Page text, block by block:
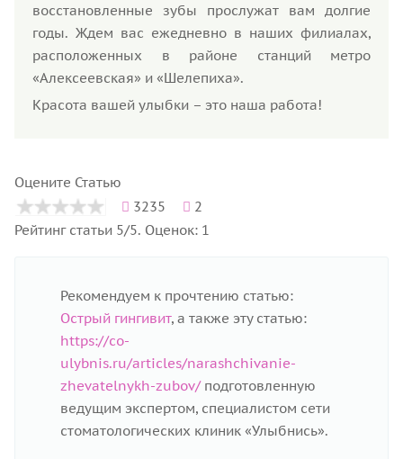
восстановленные зубы прослужат вам долгие
годы. Ждем вас ежедневно в наших филиалах,
расположенных в районе станций метро
«Алексеевская» и «Шелепиха».
Красота вашей улыбки – это наша работа!
Оцените Статью
3235
2
Рейтинг статьи 5/5. Оценок: 1
Рекомендуем к прочтению статью:
Острый гингивит, а также эту статью:
https://co-
ulybnis.ru/articles/narashchivanie-
zhevatelnykh-zubov/подготовленную
ведущим экспертом, специалистом сети
стоматологических клиник «Улыбнись».